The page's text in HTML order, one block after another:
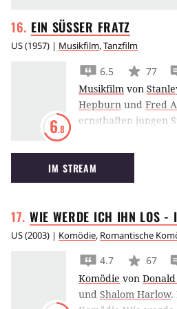
EIN SÜSSER FRATZ
US(1957) | Musikfilm,Tanzfilm
6.8
6.5 77
Musikfilm von
Hepburn und Fred
ernsthaften jungen
schillernde Welt der
Fotograf Dick Avery
für eine geplante
unerschwingliche
"Emphaticalisten".
Jo es sich hätte
IM STREAM
WIE WERDE ICH IHN LOS -
US(2003) | Komödie, Romantische
4.7 67
Komödie von
und Shalom Harlow.